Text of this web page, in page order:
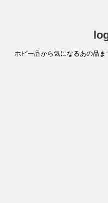
ホビー品から気になるあの品